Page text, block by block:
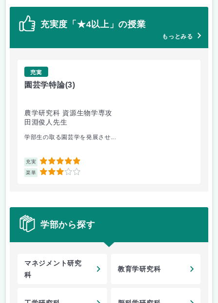
充実度「★4以上」の授業
もっとみる
充実
園芸学特論(3)
農学研究科 資源生物学専攻
田淵俊人先生
学部生の取る園芸学を発展させ...
充実 5
楽単 3
学部から探す
マネジメント研究
科
教育学研究科